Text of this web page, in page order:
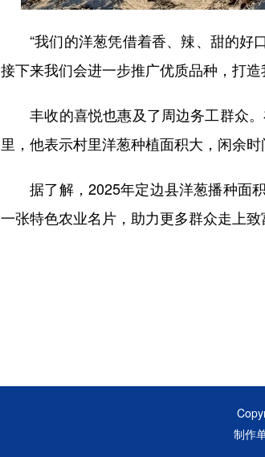
“我们的洋葱凭借着香、辣、甜的好口
接下来我们会进一步推广优质品种，打造
丰收的喜悦也惠及了周边务工群众。
里，他表示村里洋葱种植面积大，闲余
据了解，2025年定边县洋葱播种面积
一张特色农业名片，助力更多群众走上致
制作